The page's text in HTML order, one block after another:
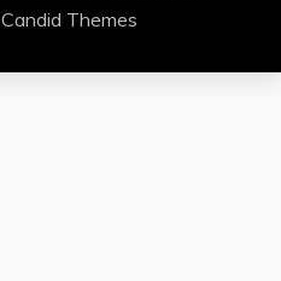
Candid Themes